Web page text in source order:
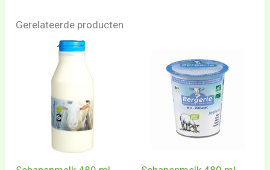
Gerelateerde producten